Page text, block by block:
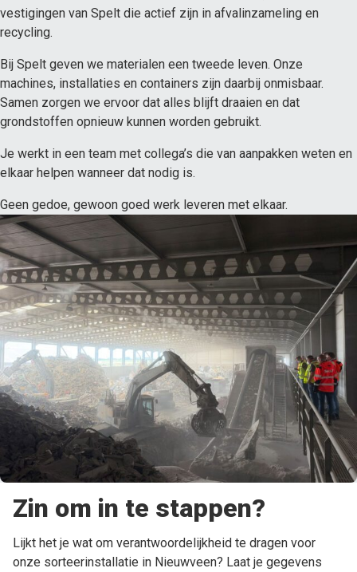
vestigingen van Spelt die actief zijn in afvalinzameling en
recycling.
Bij Spelt geven we materialen een tweede leven. Onze
machines, installaties en containers zijn daarbij onmisbaar.
Samen zorgen we ervoor dat alles blijft draaien en dat
grondstoffen opnieuw kunnen worden gebruikt.
Je werkt in een team met collega’s die van aanpakken weten en
elkaar helpen wanneer dat nodig is.
Geen gedoe, gewoon goed werk leveren met elkaar.
Zin om in te stappen?
Lijkt het je wat om verantwoordelijkheid te dragen voor
onze sorteerinstallatie in Nieuwveen? Laat je gegevens